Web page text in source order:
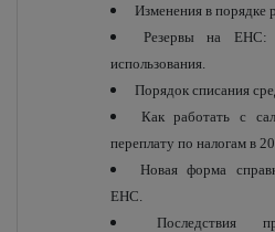
Изменения в порядке
Резервы на ЕНС:
использования.
Порядок списания
Как работать с
переплату по налогам в
Новая форма
ЕНС.
Последствия